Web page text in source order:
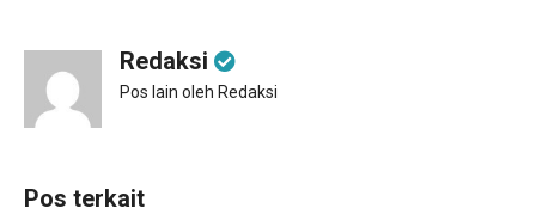
Redaksi
Pos lain oleh Redaksi
Pos terkait